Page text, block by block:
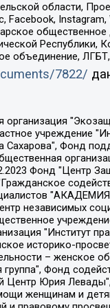
области,
Facebook,
Республики,
объединение,
7822/
развитию средств массовой информации", Пензенский региональный общественный благотворительный фонд "Гражданский союз", "Север.Реалии", Некоммерческая организация Фонд "Правовая инициатива", Общество с ограниченной ответственностью "Радио Свободная Европа/Радио Свобода", Чешское информационное агентство "MEDIUM-ORIENT", Красноярская региональная общественная организация "Мы против СПИДа", Камалягин Денис Николаевич, Маркелов Сергей Евгеньевич, Пономарев Лев Александрович, Савицкая Людмила Алексеевна, Автономная некоммерческая организация "Центр по работе с проблемой насилия "НАСИЛИЮ.НЕТ", Межрегиональный профессиональный союз работников здравоохранения "Альянс врачей", Юридическое лицо, зарегистрированное в Латвийской Республике, SIA "Medusa Project" (регистрационный номер 40103797863, дата регистрации 10.06.2014), Некоммерческая организация "Фонд по борьбе с коррупцией", Автономная некоммерческая организация "Институт права и публичной политики", Баданин Роман Сергеевич, Гликин Максим Александрович, Железнова Мария Михайловна, Лукьянова Юлия Сергеевна, Маетная Елизавета Витальевна, Маняхин Петр Борисович, Чуракова Ольга